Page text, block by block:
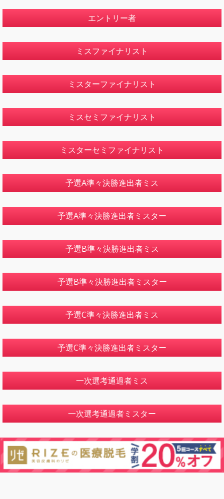
エントリー者
ミスファイナリスト
ミスターファイナリスト
ミスセミファイナリスト
ミスターセミファイナリスト
予選A準々決勝進出者ミス
予選A準々決勝進出者ミスター
予選B準々決勝進出者ミス
予選B準々決勝進出者ミスター
予選C準々決勝進出者ミス
予選C準々決勝進出者ミスター
一次選考通過者ミス
一次選考通過者ミスター